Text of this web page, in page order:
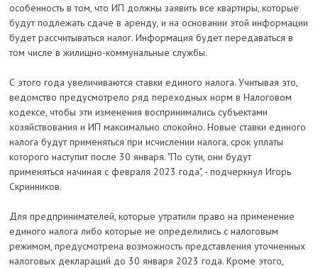
особенность в том, что ИП должны заявить все квартиры, которые
будут подлежать сдаче в аренду, и на основании этой информации
будет рассчитываться налог. Информация будет передаваться в
том числе в жилищно-коммунальные службы.
С этого года увеличиваются ставки единого налога. Учитывая это,
ведомство предусмотрело ряд переходных норм в Налоговом
кодексе, чтобы эти изменения воспринимались субъектами
хозяйствования и ИП максимально спокойно. Новые ставки единого
налога будут применяться при исчислении налога, срок уплаты
которого наступит после 30 января. "По сути, они будут
применяться начиная с февраля 2023 года", - подчеркнул Игорь
Скринников.
Для предпринимателей, которые утратили право на применение
единого налога либо которые не определились с налоговым
режимом, предусмотрена возможность представления уточненных
налоговых деклараций до 30 января 2023 года. Кроме этого,